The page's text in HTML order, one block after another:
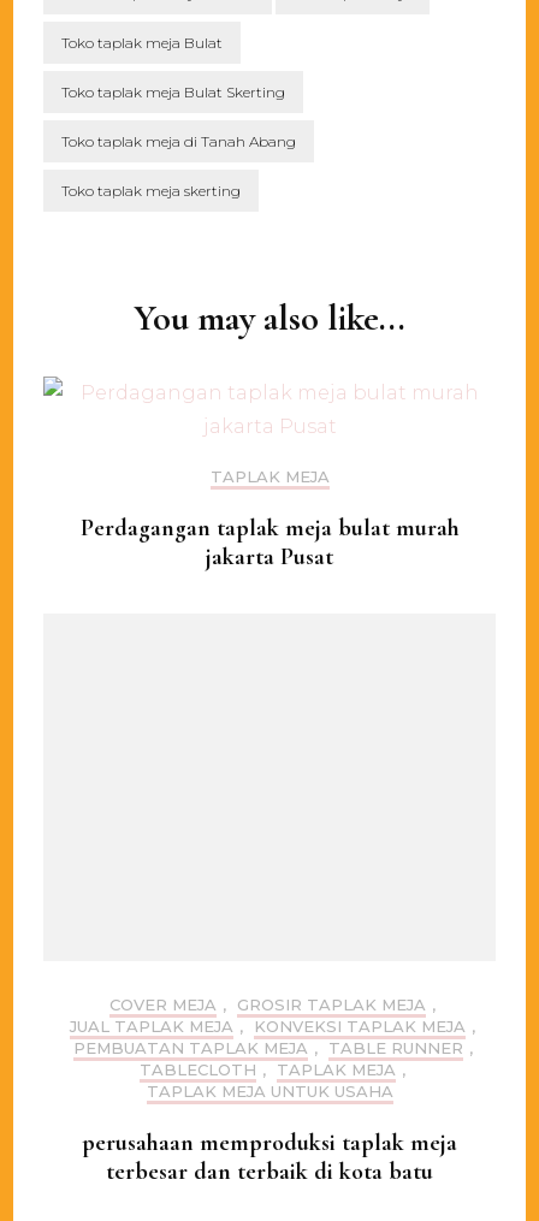
Toko taplak meja Bulat
Toko taplak meja Bulat Skerting
Toko taplak meja di Tanah Abang
Toko taplak meja skerting
You may also like...
TAPLAK MEJA
Perdagangan taplak meja bulat murah
jakarta Pusat
COVER MEJA , GROSIR TAPLAK MEJA ,
JUAL TAPLAK MEJA , KONVEKSI TAPLAK MEJA ,
PEMBUATAN TAPLAK MEJA , TABLE RUNNER ,
TABLECLOTH , TAPLAK MEJA ,
TAPLAK MEJA UNTUK USAHA
perusahaan memproduksi taplak meja
terbesar dan terbaik di kota batu